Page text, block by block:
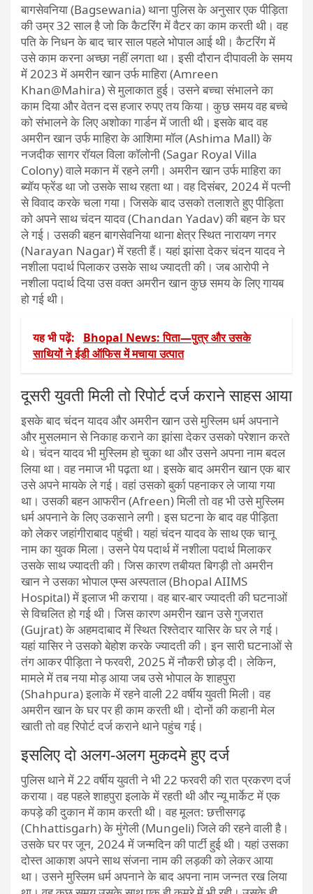
बागसेवनिया (Bagsewania) थाना पुलिस के अनुसार एक पीड़िता
की उम्र 32 साल है जो कि कैटरिंग में वैटर का काम करती थी। वह
पति के निधन के बाद चार साल पहले भोपाल आई थी। कैटरिंग में
उसे काम करना अच्छा नहीं लगता था। इसी दौरान दीपावली के समय
में 2023 में अमरीन खान उर्फ माहिरा (Amreen
Khan@Mahira) से मुलाकात हुई। उसने बच्चा संभालने का
काम दिया और वेतन दस हजार रुपए तय किया। कुछ समय वह बच्चे
को संभालने के लिए अशोका गार्डन में जाती थी। इसके बाद वह
अमरीन खान उर्फ माहिरा के आशिमा मॉल (Ashima Mall) के
नजदीक सागर रॉयल विला कॉलोनी (Sagar Royal Villa
Colony) वाले मकान में रहने लगी। अमरीन खान उर्फ माहिरा का
ब्यॉय फ्रेंड था जो उसके साथ रहता था। वह दिसंबर, 2024 में पत्नी
से विवाद करके चला गया। जिसके बाद उसको तलाशते हुए पीड़िता
को अपने साथ चंदन यादव (Chandan Yadav) की बहन के घर
ले गई। उसकी बहन बागसेवनिया थाना क्षेत्र स्थित नारायण नगर
(Narayan Nagar) में रहती हैं। यहां झांसा देकर चंदन यादव ने
नशीला पदार्थ पिलाकर उसके साथ ज्यादती की। जब आरोपी ने
नशीला पदार्थ दिया उस वक्त अमरीन खान कुछ समय के लिए गायब
हो गई थी।
यह भी पढ़ें:
Bhopal News: पिता—पुत्र और उसके
साथियों ने ईडी ऑफिस में मचाया उत्पात
दूसरी युवती मिली तो रिपोर्ट दर्ज कराने साहस आया
इसके बाद चंदन यादव और अमरीन खान उसे मुस्लिम धर्म अपनाने
और मुसलमान से निकाह कराने का झांसा देकर उसको परेशान करते
थे। चंदन यादव भी मुस्लिम हो चुका था और उसने अपना नाम बदल
लिया था। वह नमाज भी पढ़ता था। इसके बाद अमरीन खान एक बार
उसे अपने मायके ले गई। वहां उसको बुर्का पहनाकर ले जाया गया
था। उसकी बहन आफरीन (Afreen) मिली तो वह भी उसे मुस्लिम
धर्म अपनाने के लिए उकसाने लगी। इस घटना के बाद वह पीड़िता
को लेकर जहांगीराबाद पहुंची। यहां चंदन यादव के साथ एक चानू
नाम का युवक मिला। उसने पेय पदार्थ में नशीला पदार्थ मिलाकर
उसके साथ ज्यादती की। जिस कारण तबीयत बिगड़ी तो अमरीन
खान ने उसका भोपाल एम्स अस्पताल (Bhopal AIIMS
Hospital) में इलाज भी कराया। वह बार-बार ज्यादती की घटनाओं
से विचलित हो गई थी। जिस कारण अमरीन खान उसे गुजरात
(Gujrat) के अहमदाबाद में स्थित रिश्तेदार यासिर के घर ले गई।
यहां यासिर ने उसको बेहोश करके ज्यादती की। इन सारी घटनाओं से
तंग आकर पीड़िता ने फरवरी, 2025 में नौकरी छोड़ दी। लेकिन,
मामले में तब नया मोड़ आया जब उसे भोपाल के शाहपुरा
(Shahpura) इलाके में रहने वाली 22 वर्षीय युवती मिली। वह
अमरीन खान के घर पर ही काम करती थी। दोनों की कहानी मेल
खाती तो वह रिपोर्ट दर्ज कराने थाने पहुंच गई।
इसलिए दो अलग-अलग मुकदमे हुए दर्ज
पुलिस थाने में 22 वर्षीय युवती ने भी 22 फरवरी की रात प्रकरण दर्ज
कराया। वह पहले शाहपुरा इलाके में रहती थी और न्यू मार्केट में एक
कपड़े की दुकान में काम करती थी। वह मूलत: छत्तीसगढ़
(Chhattisgarh) के मुंगेली (Mungeli) जिले की रहने वाली है।
उसके घर पर जून, 2024 में जन्मदिन की पार्टी हुई थी। यहां उसका
दोस्त आकाश अपने साथ संजना नाम की लड़की को लेकर आया
था। उसने मुस्लिम धर्म अपनाने के बाद अपना नाम जन्नत रख लिया